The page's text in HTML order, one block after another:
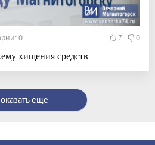
0 7 0
хищения средств
ещё